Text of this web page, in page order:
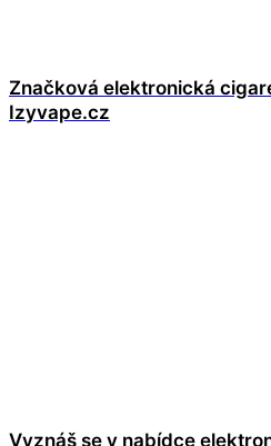
Značková elektronická
Izyvape.cz
Vyznáš se v nabídce